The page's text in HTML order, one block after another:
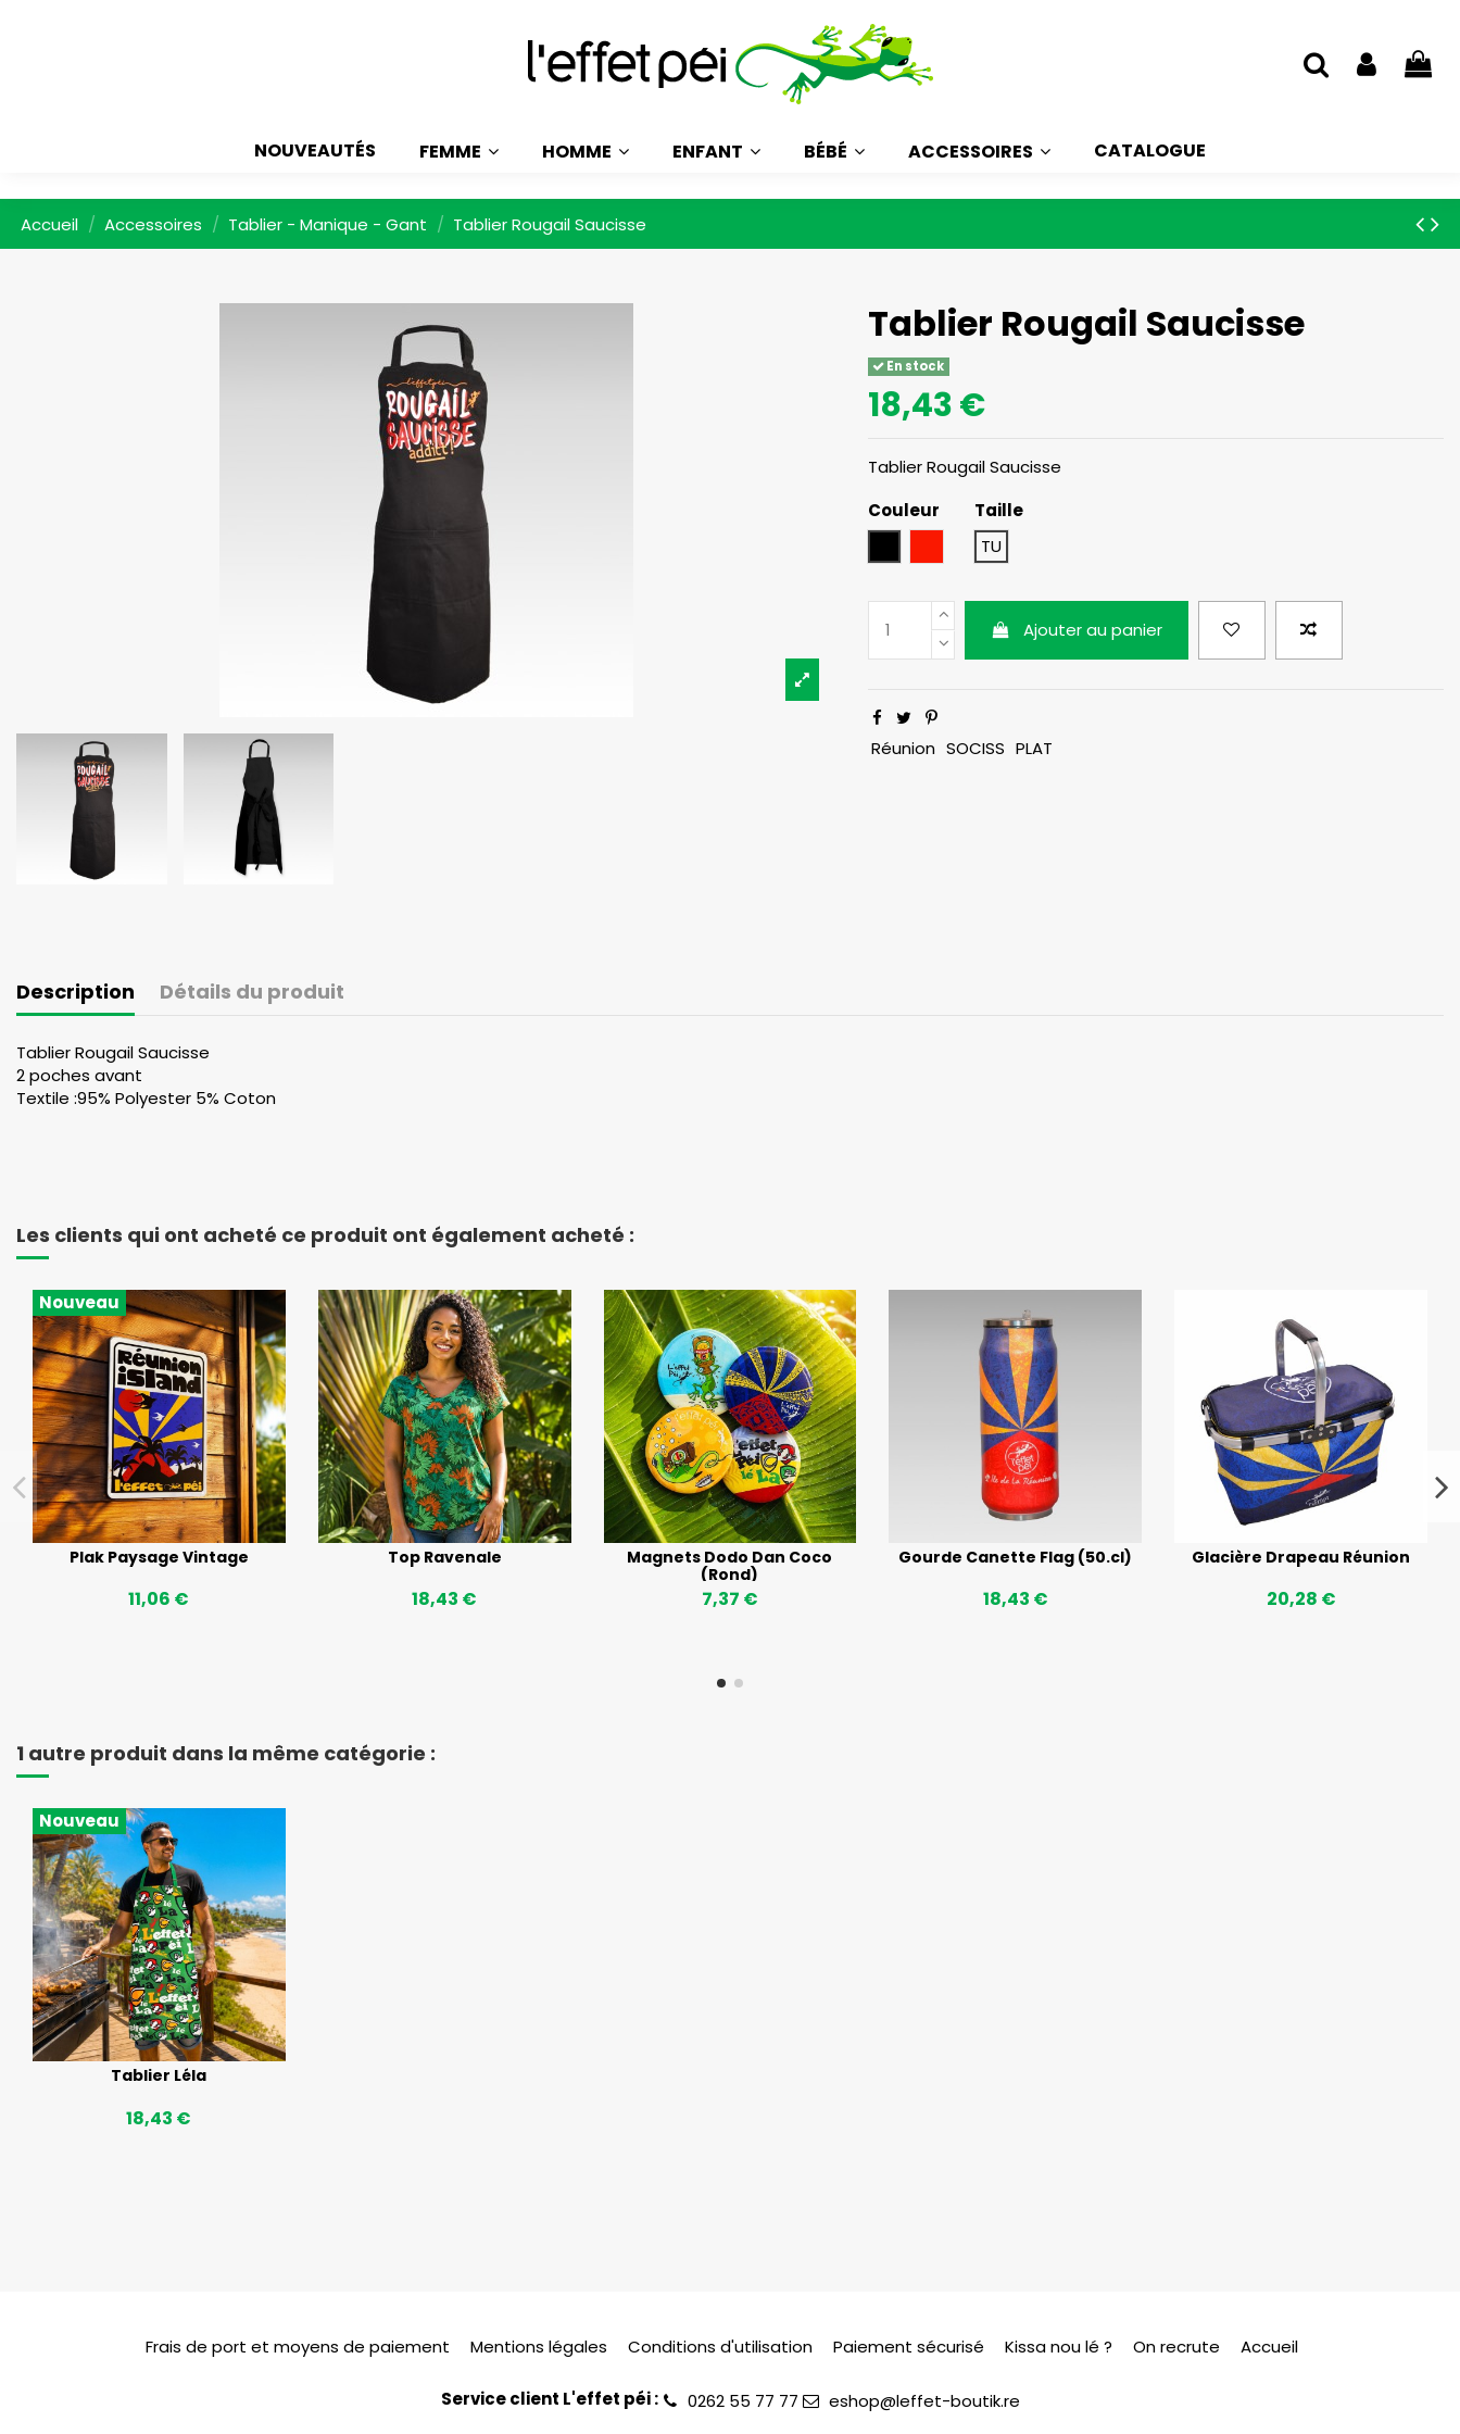
NOUVEAUTÉS FEMME HOMME ENFANT BÉBÉ ACCESSOIRES CATALOGUE
Accueil Accessoires Tablier - Manique - Gant Tablier Rougail Saucisse
Tablier Rougail Saucisse
En stock
18,43 €
Tablier Rougail Saucisse
Couleur
Taille
TU
Ajouter au panier
Réunion SOCISS PLAT
Description Détails du produit
Tablier Rougail Saucisse
2 poches avant
Textile :95% Polyester 5% Coton
Les clients qui ont acheté ce produit ont également acheté :
Nouveau
Plak Paysage Vintage
11,06 €
Top Ravenale
18,43 €
Magnets Dodo Dan Coco
(Rond)
7,37 €
Gourde Canette Flag (50.cl)
18,43 €
Glacière Drapeau Réunion
20,28 €
1 autre produit dans la même catégorie :
Nouveau
Tablier Léla
18,43 €
Frais de port et moyens de paiement Mentions légales Conditions d'utilisation Paiement sécurisé Kissa nou lé ? On recrute Accueil
Service client L'effet péi : 0262 55 77 77 eshop@leffet-boutik.re